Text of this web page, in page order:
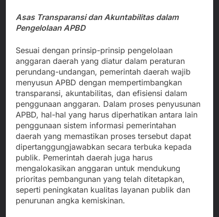
Asas Transparansi dan Akuntabilitas dalam
Pengelolaan APBD
Sesuai dengan prinsip-prinsip pengelolaan
anggaran daerah yang diatur dalam peraturan
perundang-undangan, pemerintah daerah wajib
menyusun APBD dengan mempertimbangkan
transparansi, akuntabilitas, dan efisiensi dalam
penggunaan anggaran. Dalam proses penyusunan
APBD, hal-hal yang harus diperhatikan antara lain
penggunaan sistem informasi pemerintahan
daerah yang memastikan proses tersebut dapat
dipertanggungjawabkan secara terbuka kepada
publik. Pemerintah daerah juga harus
mengalokasikan anggaran untuk mendukung
prioritas pembangunan yang telah ditetapkan,
seperti peningkatan kualitas layanan publik dan
penurunan angka kemiskinan.